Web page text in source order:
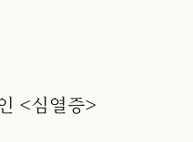
<심열증>